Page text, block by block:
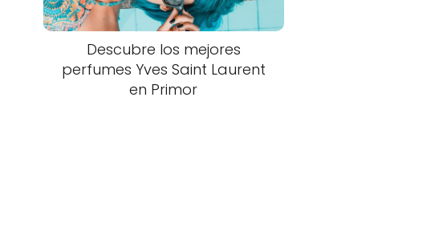
Descubre los mejores
perfumes Yves Saint Laurent
en Primor